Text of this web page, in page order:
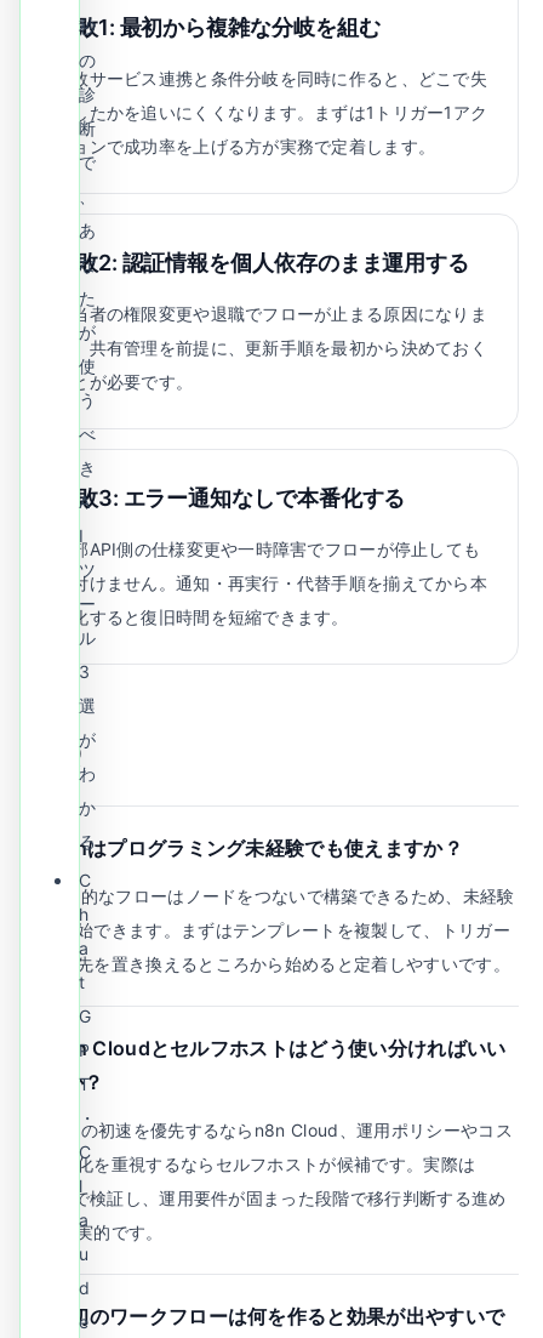
失敗1: 最初から複雑な分岐を組む
複数サービス連携と条件分岐を同時に作ると、どこで失
敗したかを追いにくくなります。まずは1トリガー1アク
ションで成功率を上げる方が実務で定着します。
失敗2: 認証情報を個人依存のまま運用する
担当者の権限変更や退職でフローが止まる原因になりま
す。共有管理を前提に、更新手順を最初から決めておく
ことが必要です。
失敗3: エラー通知なしで本番化する
外部API側の仕様変更や一時障害でフローが停止しても
気付けません。通知・再実行・代替手順を揃えてから本
番化すると復旧時間を短縮できます。
FAQ
n8nはプログラミング未経験でも使えますか？
基本的なフローはノードをつないで構築できるため、未経験
でも開始できます。まずはテンプレートを複製して、トリガー
と通知先を置き換えるところから始めると定着しやすいです。
n8n Cloudとセルフホストはどう使い分ければいい
ですか？
検証の初速を優先するならn8n Cloud、運用ポリシーやコス
ト最適化を重視するならセルフホストが候補です。実際は
Cloudで検証し、運用要件が固まった段階で移行判断する進め
方が現実的です。
最初のワークフローは何を作ると効果が出やすいで
秒
の
診
断
で
、
あ
な
た
が
使
う
べ
き
A
I
ツ
ー
ル
3
選
が
わ
か
る
C
h
a
t
G
P
T
・
C
l
a
u
d
e